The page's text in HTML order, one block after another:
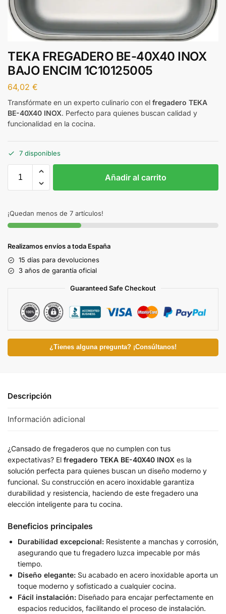
TEKA FREGADERO BE-40X40 INOX
BAJO ENCIM 1C10125005
64,02 €
Transfórmate en un experto culinario con el fregadero TEKA
BE-40X40 INOX. Perfecto para quienes buscan calidad y
funcionalidad en la cocina.
7 disponibles
Añadir al carrito
¡Quedan menos de 7 artículos!
Realizamos envíos a toda España
15 días para devoluciones
3 años de garantía oficial
Guaranteed Safe Checkout
¿Tienes alguna pregunta? ¡Consúltanos!
Descripción
Información adicional
¿Cansado de fregaderos que no cumplen con tus
expectativas? El fregadero TEKA BE-40X40 INOX es la
solución perfecta para quienes buscan un diseño moderno y
funcional. Su construcción en acero inoxidable garantiza
durabilidad y resistencia, haciendo de este fregadero una
elección inteligente para tu cocina.
Beneficios principales
Durabilidad excepcional: Resistente a manchas y corrosión,
asegurando que tu fregadero luzca impecable por más
tiempo.
Diseño elegante: Su acabado en acero inoxidable aporta un
toque moderno y sofisticado a cualquier cocina.
Fácil instalación: Diseñado para encajar perfectamente en
espacios reducidos, facilitando el proceso de instalación.